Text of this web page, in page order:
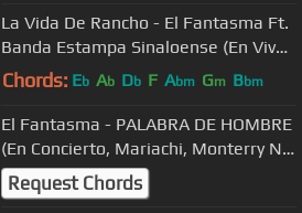
La Vida De Rancho - El Fantasma Ft.
Banda Estampa Sinaloense (En Vivo
Desde Las Pulgas 2016)
Chords: Eb Ab Db F Abm Gm Bbm
El Fantasma - PALABRA DE HOMBRE
(En Concierto, Mariachi, Monterry N.L
2018) recap
Request Chords